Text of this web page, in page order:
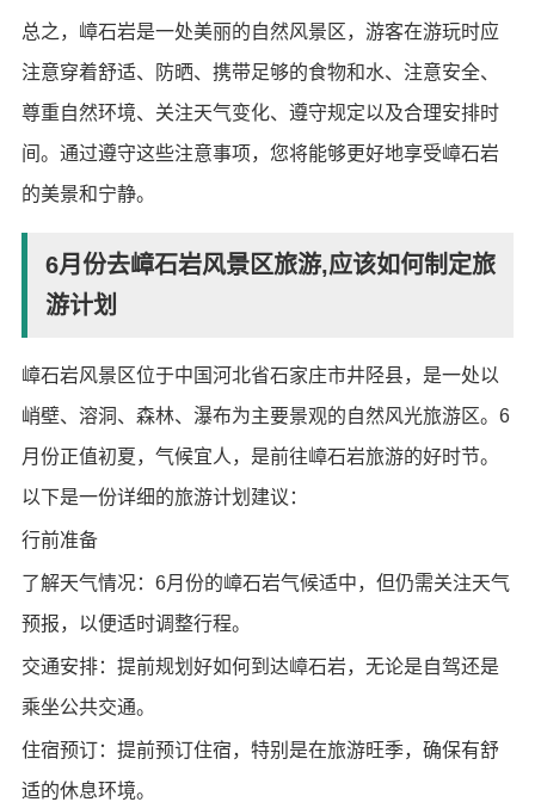
总之，嶂石岩是一处美丽的自然风景区，游客在游玩时应
注意穿着舒适、防晒、携带足够的食物和水、注意安全、
尊重自然环境、关注天气变化、遵守规定以及合理安排时
间。通过遵守这些注意事项，您将能够更好地享受嶂石岩
的美景和宁静。
6月份去嶂石岩风景区旅游,应该如何制定旅
游计划
嶂石岩风景区位于中国河北省石家庄市井陉县，是一处以
峭壁、溶洞、森林、瀑布为主要景观的自然风光旅游区。6
月份正值初夏，气候宜人，是前往嶂石岩旅游的好时节。
以下是一份详细的旅游计划建议：
行前准备
了解天气情况：6月份的嶂石岩气候适中，但仍需关注天气
预报，以便适时调整行程。
交通安排：提前规划好如何到达嶂石岩，无论是自驾还是
乘坐公共交通。
住宿预订：提前预订住宿，特别是在旅游旺季，确保有舒
适的休息环境。